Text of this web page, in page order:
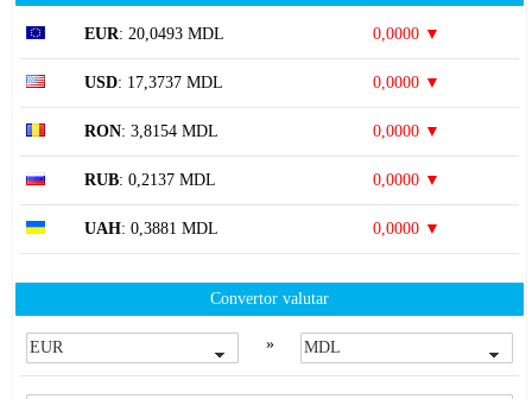
EUR: 20,0493 MDL 0,0000 ▼
USD: 17,3737 MDL 0,0000 ▼
RON: 3,8154 MDL 0,0000 ▼
RUB: 0,2137 MDL 0,0000 ▼
UAH: 0,3881 MDL 0,0000 ▼
Convertor valutar
»